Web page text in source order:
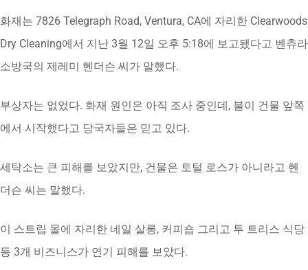
소방국의 제레미 헨더슨 씨가 말했다.
부상자는 없었다. 화재 원인은 아직 조사 중인데, 불이 건물 앞쪽
에서 시작했다고 당국자들은 믿고 있다.
세탁소는 큰 피해를 보았지만, 건물은 토털 로스가 아니라고 헨
더슨 씨는 말했다.
이 스트립 몰에 자리한 네일 살롱, 커피숍 그리고 투 트리스 식당
등 3개 비즈니스가 연기 피해를 보았다.
소방차는 911 신고 후 약 6분 후 도착했으며, 건물 바깥에서 심한
불길과 연기가 목격됐다. 소방대원은 진화를 위해 건물 지붕에